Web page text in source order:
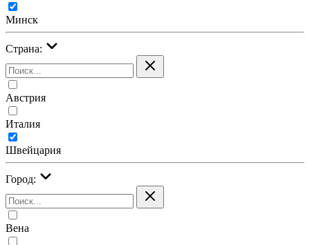
Минск
Страна:
Австрия
Италия
Швейцария
Город:
Вена